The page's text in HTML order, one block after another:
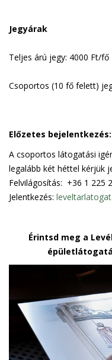
Jegyárak
Teljes árú jegy: 4000 Ft/fő
Csoportos (10 fő felett)
Előzetes bejelentkezés:
A csoportos látogatási
legalább két héttel kérjük
Felvilágosítás: +36 1 225
Jelentkezés:
Érintsd meg a